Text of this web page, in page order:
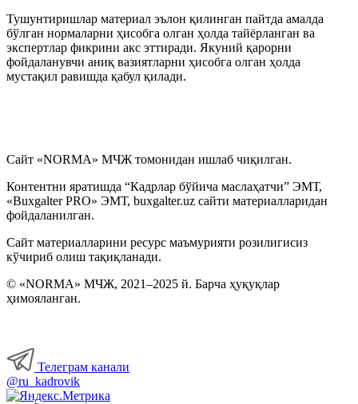
Тушунтиришлар материал эълон қилинган пайтда амалда
бўлган нормаларни ҳисобга олган ҳолда тайёрланган ва
экспертлар фикрини акс эттиради. Якуний қарорни
фойдаланувчи аниқ вазиятларни ҳисобга олган ҳолда
мустақил равишда қабул қилади.
Сайт «NORMA» МЧЖ томонидан ишлаб чиқилган.
Контентни яратишда “Кадрлар бўйича маслаҳатчи” ЭМТ,
«Buxgalter PRO» ЭМТ, buxgalter.uz сайти материалларидан
фойдаланилган.
Сайт материалларини ресурс маъмурияти розилигисиз
кўчириб олиш тақиқланади.
© «NORMA» МЧЖ, 2021–2025 й. Барча ҳуқуқлар
ҳимояланган.
Телеграм канали
@ru_kadrovik